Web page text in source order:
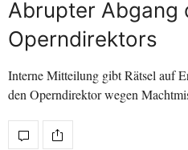
Abrupter Abgang
Operndirektors
Interne Mitteilung gibt Rätsel auf
den Operndirektor wegen